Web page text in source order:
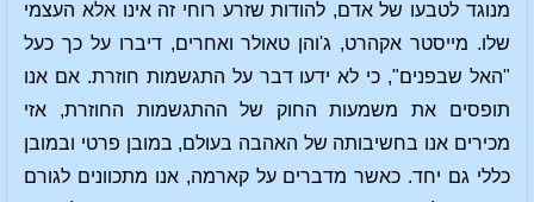
מנוגד לטבעו של אדם, להודות שזרע רוחי זה אינו אלא העצמי
שלו. מייסטר אקהרט, ג'והן טאולר ואחרים, דיברו על כך כעל
"האל שבפנים", כי לא ידעו דבר על התגשמות חוזרת. אם אנו
תופסים את משמעות החוק של ההתגשמות החוזרת, אזי
מכירים אנו בחשיבותה של האהבה בעולם, במובן פרטי ובמובן
כללי גם יחד. כאשר מדברים על קארמה, אנו מתכוונים לגורם